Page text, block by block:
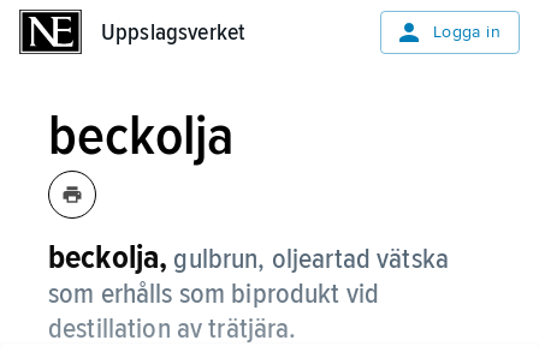
Uppslagsverket Logga in
beckolja
beckolja, gulbrun, oljeartad vätska
som erhålls som biprodukt vid
destillation av trätjära.